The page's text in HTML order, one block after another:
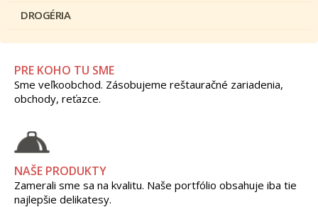
DROGÉRIA
PRE KOHO TU SME
Sme veľkoobchod. Zásobujeme reštauračné zariadenia,
obchody, reťazce.
NAŠE PRODUKTY
Zamerali sme sa na kvalitu. Naše portfólio obsahuje iba tie
najlepšie delikatesy.